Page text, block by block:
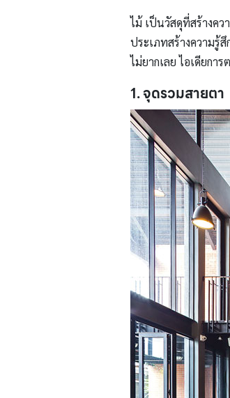
ไม้ เป็นวัสดุที่สร้างค
ประเภทสร้างความรู้
ไม่ยากเลย ไอเดียกา
1. จุดรวมสายตา